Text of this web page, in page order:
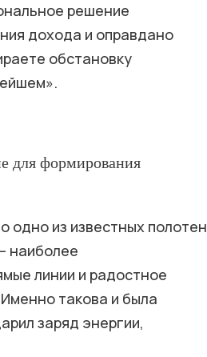
решение
дохода и оправдано
обстановку
для формирования
одно из известных полотен
наиболее
линии и радостное
такова и была
заряд энергии,